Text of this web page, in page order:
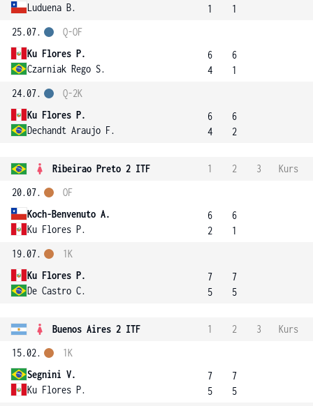
Luduena B.
1
1
25.07.
Ku Flores P.
Czarniak Rego S.
Q-OF
6
4
6
1
24.07.
Ku Flores P.
Dechandt Araujo F.
Q-2K
6
4
6
2
Ribeirao Preto 2 ITF 1 2 3
Kurs
20.07.
Koch-Benvenuto A.
Ku Flores P.
OF
6
2
6
1
19.07.
Ku Flores P.
De Castro C.
1K
7
5
7
5
Buenos Aires 2 ITF 1 2 3
Kurs
15.02.
Segnini V.
Ku Flores P.
1K
7
5
7
5